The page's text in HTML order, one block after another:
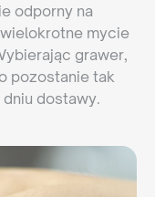
odporny na
mycie
grawer,
pozostanie tak
dostawy.